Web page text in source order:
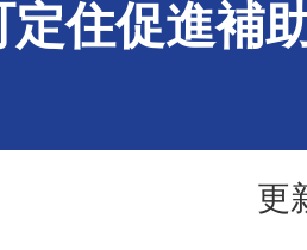
定住促進補
更